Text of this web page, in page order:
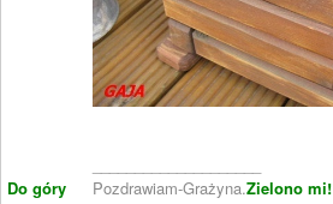
Do góry
Pozdrawiam-Grażyna.Zielono mi!